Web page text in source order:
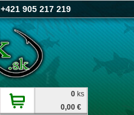
+421 905 217 219
0 ks
0,00 €